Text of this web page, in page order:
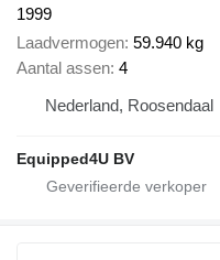
1999
Laadvermogen 59.940 kg
Aantal assen 4
Nederland, Roosendaal
Equipped4U BV